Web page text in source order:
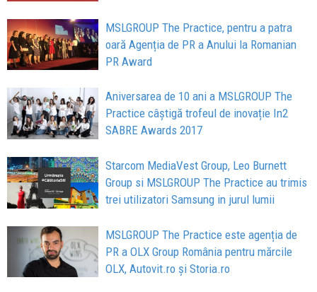
MSLGROUP The Practice, pentru a patra
oară Agenția de PR a Anului la Romanian
PR Award
Aniversarea de 10 ani a MSLGROUP The
Practice câștigă trofeul de inovație In2
SABRE Awards 2017
Starcom MediaVest Group, Leo Burnett
Group si MSLGROUP The Practice au trimis
trei utilizatori Samsung in jurul lumii
MSLGROUP The Practice este agenția de
PR a OLX Group România pentru mărcile
OLX, Autovit.ro și Storia.ro